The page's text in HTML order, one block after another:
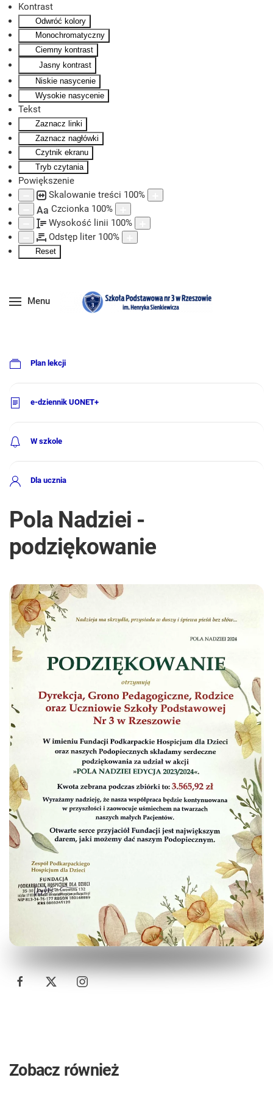
Kontrast
Odwróć kolory
Monochromatyczny
Ciemny kontrast
Jasny kontrast
Niskie nasycenie
Wysokie nasycenie
Tekst
Zaznacz linki
Zaznacz nagłówki
Czytnik ekranu
Tryb czytania
Powiększenie
Skalowanie treści 100%
Aa Czcionka 100%
Wysokość linii 100%
Odstęp liter 100%
Reset
Skip to main content
Menu
Plan lekcji
e-dziennik UONET+
W szkole
Dla ucznia
Pola Nadziei -
podziękowanie
Zobacz również